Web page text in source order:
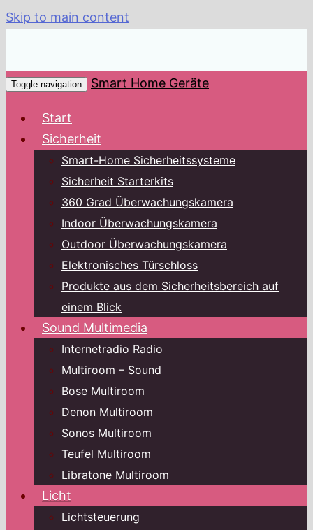
Skip to main content
Toggle navigation Smart Home Geräte
Start
Sicherheit
Smart-Home Sicherheitssysteme
Sicherheit Starterkits
360 Grad Überwachungskamera
Indoor Überwachungskamera
Outdoor Überwachungskamera
Elektronisches Türschloss
Produkte aus dem Sicherheitsbereich auf
einem Blick
Sound Multimedia
Internetradio Radio
Multiroom – Sound
Bose Multiroom
Denon Multiroom
Sonos Multiroom
Teufel Multiroom
Libratone Multiroom
Licht
Lichtsteuerung